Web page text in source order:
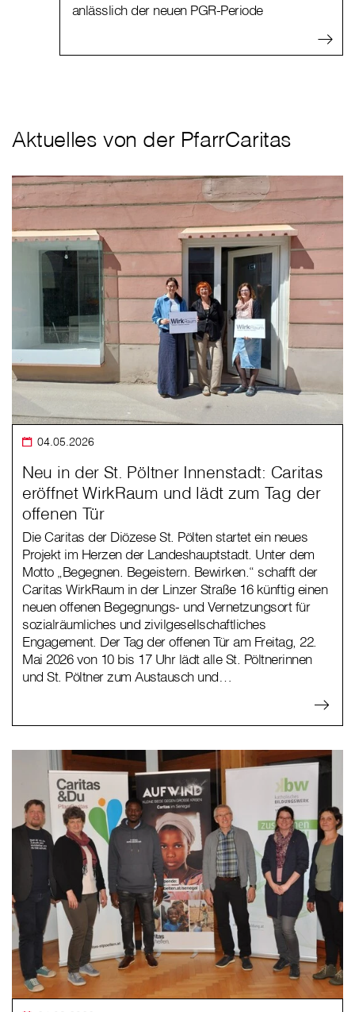
anlässlich der neuen PGR-Periode
Aktuelles von der PfarrCaritas
04.05.2026
Neu in der St. Pöltner Innenstadt: Caritas
eröffnet WirkRaum und lädt zum Tag der
offenen Tür
Die Caritas der Diözese St. Pölten startet ein neues
Projekt im Herzen der Landeshauptstadt. Unter dem
Motto „Begegnen. Begeistern. Bewirken.“ schafft der
Caritas WirkRaum in der Linzer Straße 16 künftig einen
neuen offenen Begegnungs- und Vernetzungsort für
sozialräumliches und zivilgesellschaftliches
Engagement. Der Tag der offenen Tür am Freitag, 22.
Mai 2026 von 10 bis 17 Uhr lädt alle St. Pöltnerinnen
und St. Pöltner zum Austausch und…